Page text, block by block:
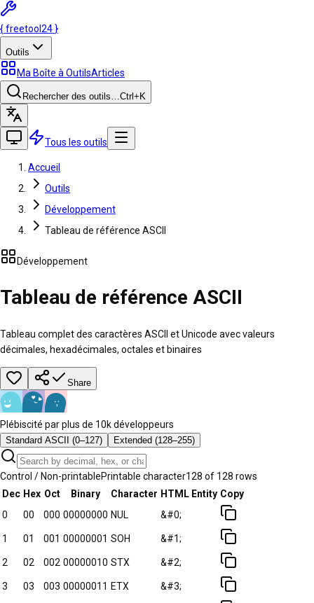
{freetool 24 }
Outils
Ma Boîte à OutilsArticles
Rechercher des outils…Ctrl +K
Tous les outils
Accueil
Outils
Développement
Tableau de référence ASCII
Développement
Tableau de référence ASCII
Tableau complet des caractères ASCII et Unicode avec valeurs
décimales, hexadécimales, octales et binaires
Share
Plébiscité par plus de 10k développeurs
Standard ASCII (0–127) Extended (128–255)
Control / Non-printablePrintable character128 of 128 rows
Dec Hex Oct Binary Character HTML Entity Copy
0
00 000 00000000 NUL &#0;
1 01 001 00000001 SOH &#1;
2 02 002 00000010 STX &#2;
3 03 003 00000011 ETX &#3;